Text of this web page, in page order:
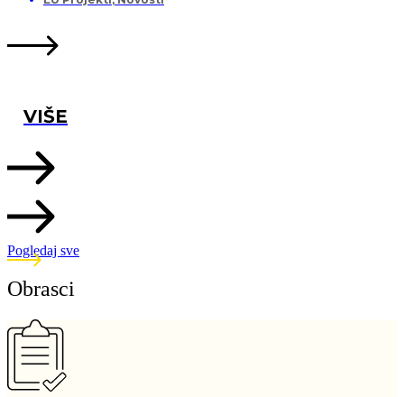
VIŠE
Pogledaj sve
Obrasci